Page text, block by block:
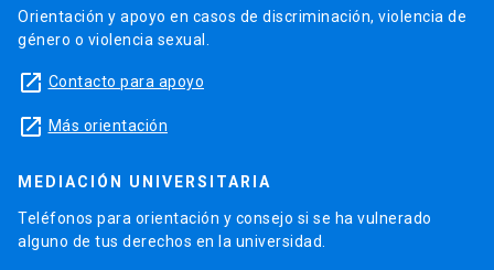
Orientación y apoyo en casos de discriminación, violencia de
género o violencia sexual.
launch Contacto para apoyo
launch Más orientación
MEDIACIÓN UNIVERSITARIA
Teléfonos para orientación y consejo si se ha vulnerado
alguno de tus derechos en la universidad.